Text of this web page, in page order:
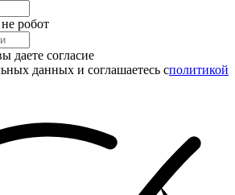
робот
даете согласие
данных и соглашаетесь cполитикой